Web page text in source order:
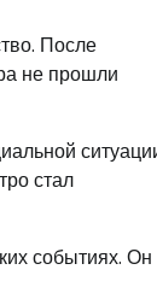
После
не прошли
стал
событиях. Он